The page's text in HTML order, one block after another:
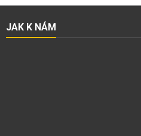
JAK K NÁM